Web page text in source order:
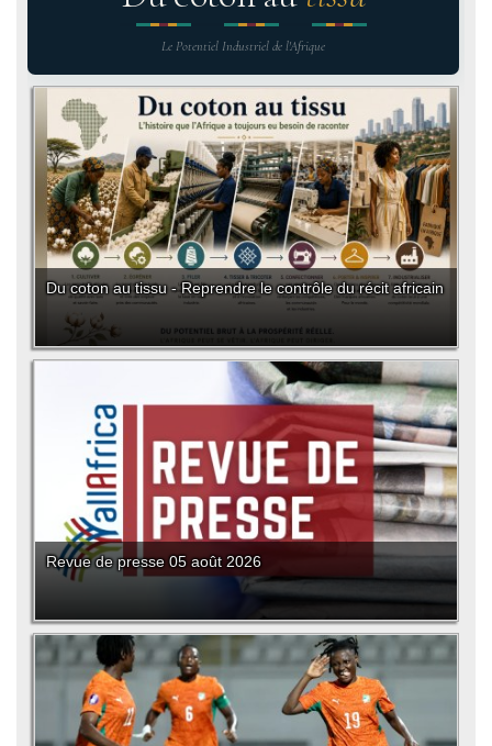
Le Potentiel Industriel de l'Afrique
Du coton au tissu - Reprendre le contrôle du récit africain
Revue de presse 05 août 2026